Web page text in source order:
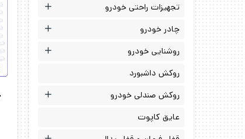
تجهیزات راحتی خودرو
چادر خودرو
روشنایی خودرو
روکش داشبورد
روکش صندلی خودرو
عایق کاپوت